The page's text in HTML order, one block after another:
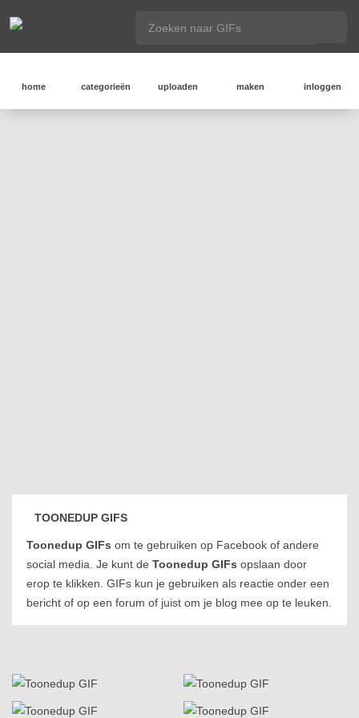
home categorieën uploaden maken inloggen
TOONEDUP GIFS
Toonedup GIFs om te gebruiken op Facebook of andere
social media. Je kunt de Toonedup GIFs opslaan door
erop te klikken. GIFs kun je gebruiken als reactie onder een
bericht of op een forum of juist om je blog mee op te leuken.